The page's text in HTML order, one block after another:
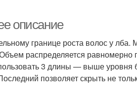
описание
границе роста волос у
распределяется
3 длины — выше уровня
позволяет скрыть не